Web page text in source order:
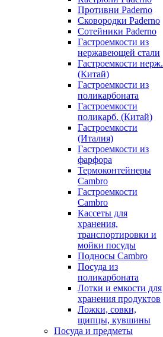
Противни Paderno
Сковородки Paderno
Сотейники Paderno
Гастроемкости из
нержавеющей стали
Гастроемкости нерж.
(Китай)
Гастроемкости из
поликарбоната
Гастроемкости
поликарб. (Китай)
Гастроемкости
(Италия)
Гастроемкости из
фарфора
Термоконтейнеры
Cambro
Гастроемкости
Cambro
Кассеты для
хранения,
транспортировки и
мойки посуды
Подносы Cambro
Посуда из
поликарбоната
Лотки и емкости для
хранения продуктов
Ложки, совки,
щипцы, кувшины
Посуда и предметы